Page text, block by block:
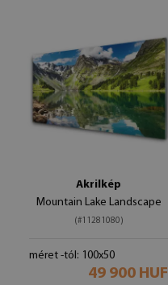
Akrilkép
Mountain Lake Landscape
(#11281080)
méret -tól: 100x50
49 900 HUF